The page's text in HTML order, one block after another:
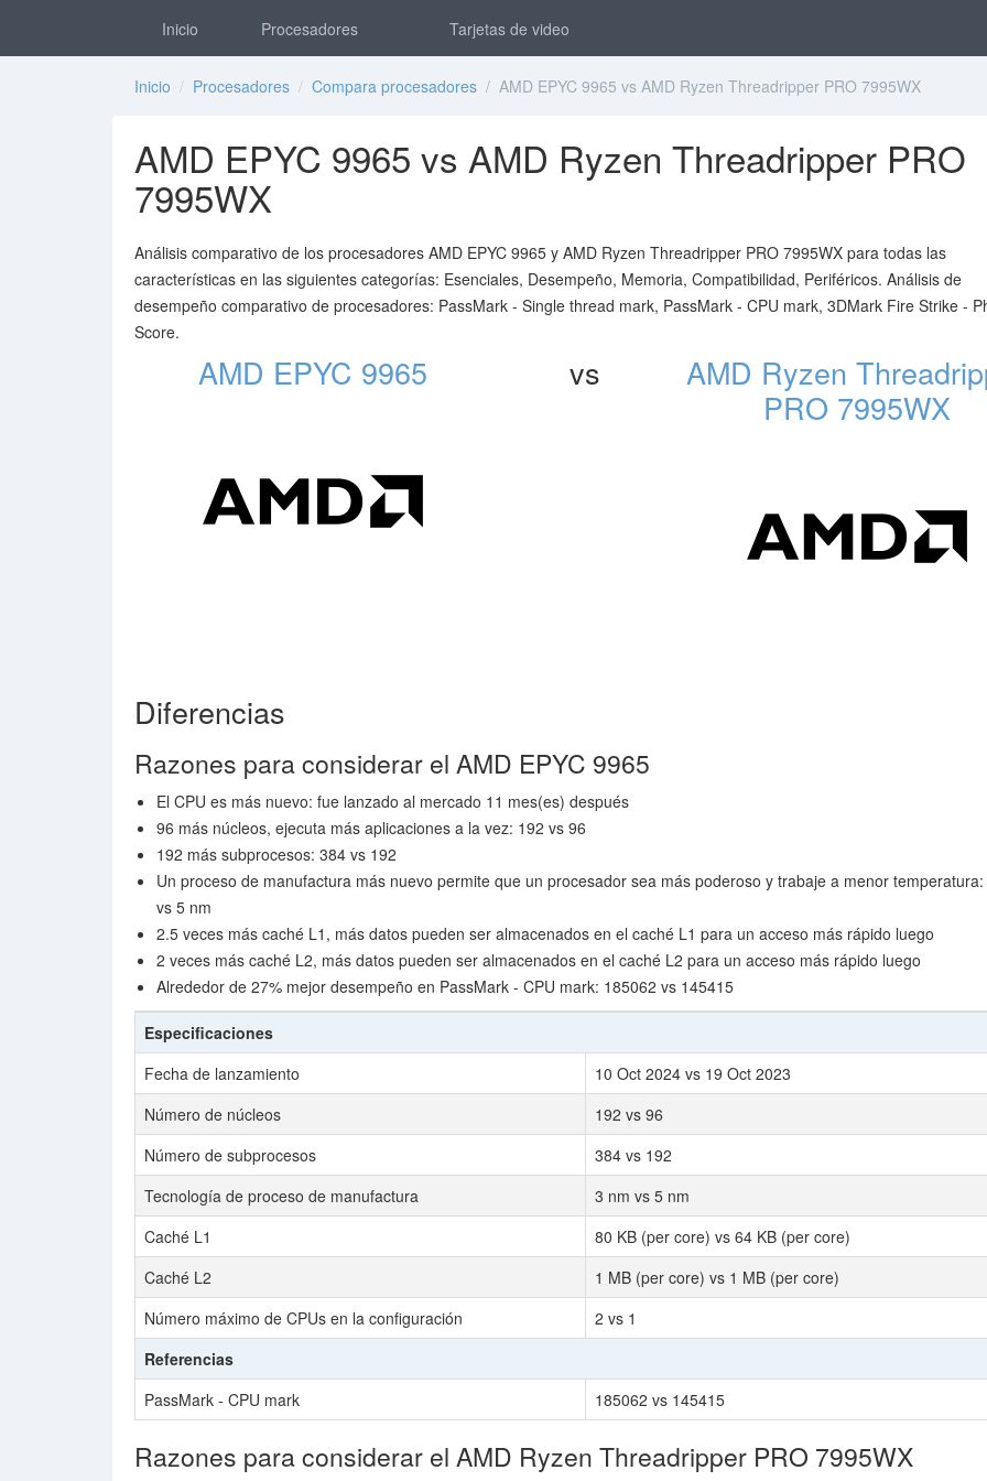
Inicio Procesadores Tarjetas de video
Inicio / Procesadores / Compara procesadores / AMD EPYC 9965 vs AMD Ryzen Threadripper PRO 7995WX
AMD EPYC 9965 vs AMD Ryzen Threadripper PRO
7995WX
Análisis comparativo de los procesadores AMD EPYC 9965 y AMD Ryzen Threadripper PRO 7995WX para todas las
características en las siguientes categorías: Esenciales, Desempeño, Memoria, Compatibilidad, Periféricos. Análisis de
desempeño comparativo de procesadores: PassMark - Single thread mark, PassMark - CPU mark, 3DMark Fire Strike -
Score.
AMD EPYC 9965 vs
AMD Ryzen
PRO 7995WX
Diferencias
Razones para considerar el AMD EPYC 9965
El CPU es más nuevo: fue lanzado al mercado 11 mes(es) después
96 más núcleos, ejecuta más aplicaciones a la vez: 192 vs 96
192 más subprocesos: 384 vs 192
Un proceso de manufactura más nuevo permite que un procesador sea más poderoso y trabaje a menor
vs 5 nm
2.5 veces más caché L1, más datos pueden ser almacenados en el caché L1 para un acceso más rápido luego
2 veces más caché L2, más datos pueden ser almacenados en el caché L2 para un acceso más rápido luego
Alrededor de 27% mejor desempeño en PassMark - CPU mark: 185062 vs 145415
Especificaciones
Fecha de lanzamiento
10 Oct 2024 vs 19 Oct 2023
Número de núcleos
192 vs 96
Número de subprocesos
384 vs 192
Tecnología de proceso de manufactura
3 nm vs 5 nm
Caché L1
80 KB (per core) vs 64 KB (per core)
Caché L2
1 MB (per core) vs 1 MB (per core)
Número máximo de CPUs en la configuración
2 vs 1
Referencias
PassMark - CPU mark
185062 vs 145415
Razones para considerar el AMD Ryzen Threadripper PRO 7995WX